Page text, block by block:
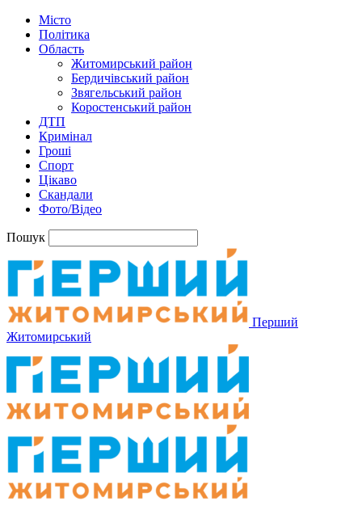
Місто
Політика
Область
Житомирський район
Бердичівський район
Звягельський район
Коростенський район
ДТП
Кримінал
Гроші
Спорт
Цікаво
Скандали
Фото/Відео
Пошук
Перший
Житомирський